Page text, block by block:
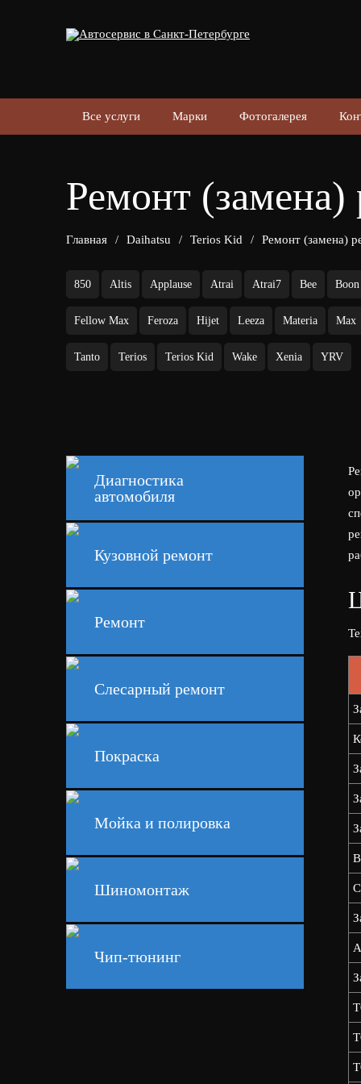
Все услуги Марки Фотогалерея
Ремонт (замена)
Главная / Daihatsu / Terios Kid / Ремонт (замена)
850 Altis Applause Atrai Atrai7 Bee Boon
Fellow Max Feroza Hijet Leeza Materia Max
Tanto Terios Terios Kid Wake Xenia YRV
Диагностика
автомобиля
Кузовной ремонт
Ремонт
Слесарный ремонт
Покраска
Мойка и полировка
Шиномонтаж
Чип-тюнинг